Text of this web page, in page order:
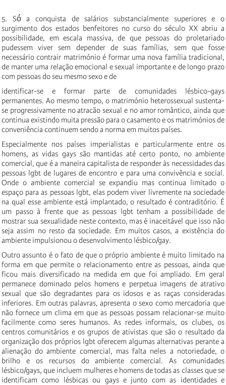
5. Só́ a conquista de salários substancialmente superiores e o
surgimento dos estados benfeitores no curso do século XX abriu a
possibilidade, em escala massiva, de que pessoas do proletariado
pudessem viver sem depender de suas famílias, sem que fosse
necessário contrair matrimónio é formar uma nova família tradicional,
de manter uma relação emocional e sexual importante e de longo prazo
com pessoas do seu mesmo sexo e de
identificar-se e formar parte de comunidades lésbico-gays
permanentes. Ao mesmo tempo, o matrimónio heterossexual sustenta-
se progressivamente no atracão sexual e no amor romântico, ainda que
continua existindo muita pressão para o casamento e os matrimónios de
conveniência continuem sendo a norma em muitos países.
Especialmente nos países imperialistas e particularmente entre os
homens, as vidas gays são mantidas até certo ponto, no ambiente
comercial, que é a maneira capitalista de responder às necessidades das
pessoas lgbt de lugares de encontro e para uma convivência e social.
Onde o ambiente comercial se expandiu mas continua limitado o
espaço para as pessoas lgbt, elas podem viver livremente na sociedade
na qual esse ambiente está implantado, o resultado é contraditório. É
um passo à frente que as pessoas lgbt tenham a possibilidade de
mostrar sua sexualidade neste contexto, mas é inaceitável que isso não
seja assim no resto da sociedade. Em muitos casos, a existência do
ambiente impulsionou o desenvolvimento lésbico/gay.
Outro assunto é o fato de que o próprio ambiente é muito limitado na
forma em que permite o relacionamento entre as pessoas, ainda que
ficou mais diversificado na medida em que foi ampliado. Em geral
permanece dominado pelos homens e perpetua imagens de atrativo
sexual que são degradantes para os idosos e as raças consideradas
inferiores. Em outras palavras, apresenta o sexo como mercadoria que
não fornece um clima em que as pessoas possam relacionar-se muito
facilmente como seres humanos. As redes informais, os clubes, os
centros comunitários e os grupos de ativistas que são o resultado da
organização dos próprios lgbt oferecem algumas alternativas perante a
alienação do ambiente comercial, mas falta neles a notoriedade, o
brilho e os recursos do ambiente comercial. As comunidades
lésbico/gays, que incluem mulheres e homens de todas as classes que se
identificam como lésbicas ou gays e junto com as identidades e